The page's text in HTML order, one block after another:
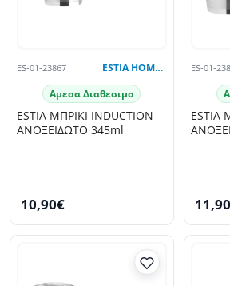
ES-01-23867 ESTIA HOME ART
Αμεσα Διαθεσιμο
ESTIA ΜΠΡΙΚΙ INDUCTION
ΑΝΟΞΕΙΔΩΤΟ 345ml
10,90€
ES-01-
ESTIA